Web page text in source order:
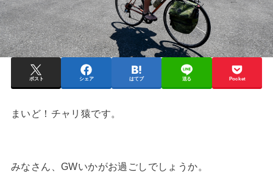
ポスト シェア はてブ 送る Pocket
まいど！チャリ猿です。
みなさん、GWいかがお過ごしでしょうか。